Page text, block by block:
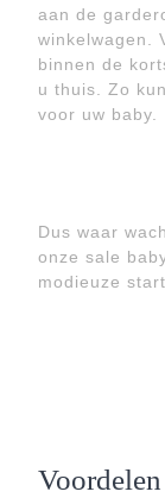
aan de
winkelwagen.
binnen de
u thuis. Zo
voor uw baby.
Dus waar
onze sale
modieuze